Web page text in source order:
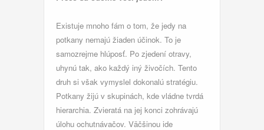
Existuje mnoho fám o tom, že jedy na
potkany nemajú žiaden účinok. To je
samozrejme hlúposť. Po zjedení otravy,
uhynú tak, ako každý iný živočích. Tento
druh si však vymyslel dokonalú stratégiu.
Potkany žijú v skupinách, kde vládne tvrdá
hierarchia. Zvieratá na jej konci zohrávajú
úlohu ochutnávačov. Väčšinou ide